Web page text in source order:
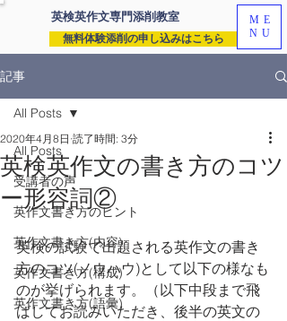
英検英作文専門添削教室
無料体験添削の申し込みはこちら
ME
NU
記事
All Posts
受講者の声
英作文書き方のヒント
英作文書き方(内容)
英作文書き方(構成)
英作文書き方(語彙)
All Posts
英検英作文の書き方のコツ
ー形容詞②
2020年4月8日 読了時間: 3分
英検の試験で出題される英作文の書き
方のコツ(ノウハウ)として以下の様なも
のが挙げられます。（以下中段まで飛
ばしてお読みいただき、後半の英文の